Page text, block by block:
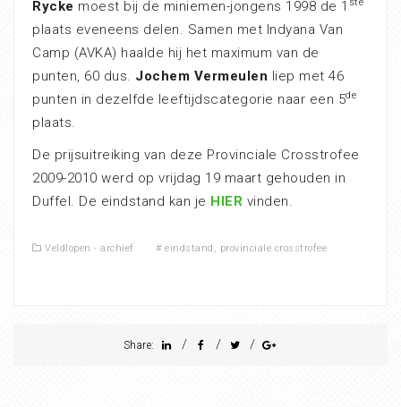
Rycke moest bij de miniemen-jongens 1998 de 1
plaats eveneens delen. Samen met Indyana Van
Camp (AVKA) haalde hij het maximum van de
punten, 60 dus. Jochem Vermeulen liep met 46
punten in dezelfde leeftijdscategorie naar een 5de
plaats.
De prijsuitreiking van deze Provinciale Crosstrofee
2009-2010 werd op vrijdag 19 maart gehouden in
Duffel. De eindstand kan je HIER vinden.
Veldlopen - archief # eindstand , provinciale crosstrofee
Share: / / /